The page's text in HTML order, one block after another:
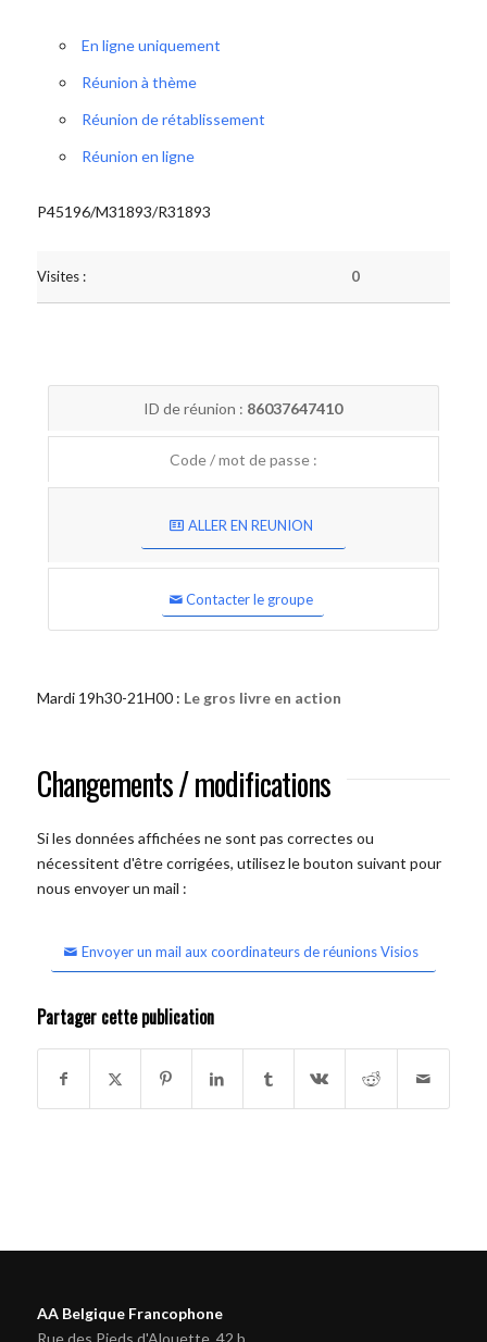
En ligne uniquement
Réunion à thème
Réunion de rétablissement
Réunion en ligne
P45196/M31893/R31893
Visites : 0
ID de réunion : 86037647410
Code / mot de passe :
ALLER EN REUNION
Contacter le groupe
Mardi 19h30-21H00 : Le gros livre en action
Changements / modifications
Si les données affichées ne sont pas correctes ou
nécessitent d'être corrigées, utilisez le bouton suivant pour
nous envoyer un mail :
Envoyer un mail aux coordinateurs de réunions Visios
Partager cette publication
AA Belgique Francophone
Rue des Pieds d'Alouette, 42 b